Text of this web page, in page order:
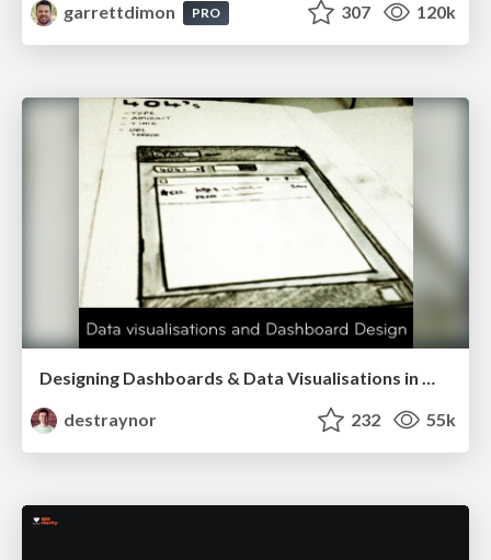
garrettdimon
PRO 307 120k
Designing Dashboards & Data Visualisations in Web Apps
destraynor
232 55k